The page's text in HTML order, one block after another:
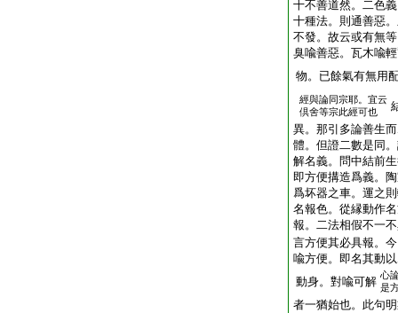
十不善道然。二色
十種法。則通善惡
不發。故云或有無
臭喩善惡。瓦木喩
物。已餘氣有無用
經與論同宗耶。宜云
倶舍等宗此經可也
異。那引多論善生
體。但證二數是同
解名義。問中結前
即方便搆造爲義。
爲坏器之車。運之
名報色。從縁動作
報。二法相假不一
言方便其必具報。
喩方便。即名其動
動身。對喩可解 心
是
者一猶始也。此句